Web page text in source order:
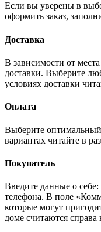
Если вы уверены в
оформить заказ,
Доставка
В зависимости от
доставки. Выберите
условиях доставки
Оплата
Выберите
вариантах читайте в
Покупатель
Введите данные о
телефона. В поле
которые могут
доме считаются справа